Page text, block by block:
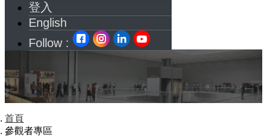
登入
English
Follow :
首頁
參觀者專區